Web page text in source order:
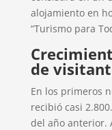
alojamiento en
“Turismo para
de
En los primeros
recibió casi
del año anterior.